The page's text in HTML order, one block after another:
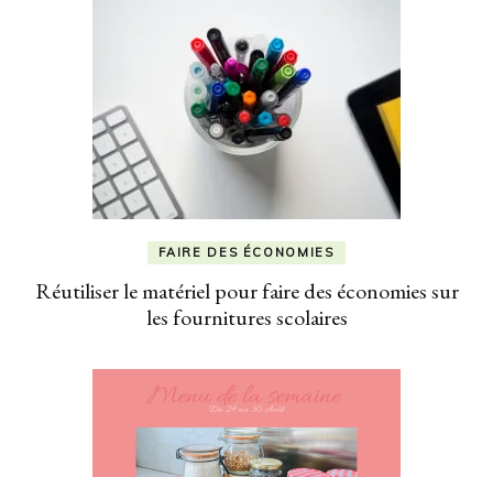
FAIRE DES ÉCONOMIES
Réutiliser le matériel pour faire des économies sur
les fournitures scolaires